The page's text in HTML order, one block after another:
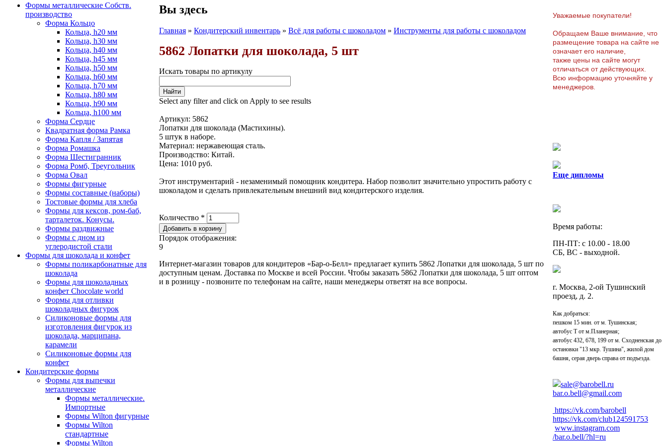
Формы металлические Собств.
производство
Форма Кольцо
Кольца, h20 мм
Кольца, h30 мм
Кольца, h40 мм
Кольца, h45 мм
Кольца, h50 мм
Кольца, h60 мм
Кольца, h70 мм
Кольца, h80 мм
Кольца, h90 мм
Кольца, h100 мм
Форма Сердце
Квадратная форма Рамка
Форма Капля / Запятая
Форма Ромашка
Форма Шестигранник
Форма Ромб, Треугольник
Форма Овал
Формы фигурные
Формы составные (наборы)
Тостовые формы для хлеба
Формы для кексов, ром-баб,
тарталеток. Конусы.
Формы раздвижные
Формы с дном из
углеродистой стали
Формы для шоколада и конфет
Формы поликарбонатные для
шоколада
Формы для шоколадных
конфет Сhocolate world
Формы для отливки
шоколадных фигурок
Силиконовые формы для
изготовления фигурок из
шоколада, марципана,
карамели
Силиконовые формы для
конфет
Кондитерские формы
Формы для выпечки
металлические
Формы металлические.
Импортные
Формы Wilton фигурные
Формы Wilton
стандартные
Формы Wilton
Вы здесь
Главная » Кондитерский инвентарь » Всё для работы с шоколадом » Инструменты для работы с шоколадом
5862 Лопатки для шоколада, 5 шт
Искать товары по артикулу
Select any filter and click on Apply to see results
Артикул: 5862
Лопатки для шоколада (Мастихины).
5 штук в наборе.
Материал: нержавеющая сталь.
Производство: Китай.
Цена: 1010 руб.
Этот инструментарий - незаменимый помощник кондитера. Набор позволит значительно упростить работу с
шоколадом и сделать привлекательным внешний вид кондитерского изделия.
Количество *
Порядок отображения:
9
Интернет-магазин товаров для кондитеров «Бар-о-Белл» предлагает купить 5862 Лопатки для шоколада, 5 шт по
доступным ценам. Доставка по Москве и всей России. Чтобы заказать 5862 Лопатки для шоколада, 5 шт оптом
и в розницу - позвоните по телефонам на сайте, наши менеджеры ответят на все вопросы.
Уважаемые покупатели!
Обращаем Ваше внимание, что
размещение товара на сайте не
означает его наличие,
также цены на сайте могут
отличаться от действующих.
Всю информацию уточняйте у
менеджеров.
Еще дипломы
Время работы:
ПН-ПТ: с 10.00 - 18.00
СБ, ВС - выходной.
г. Москва, 2-ой Тушинский
проезд, д. 2.
Как добраться:
пешком 15 мин. от м. Тушинская;
автобус Т от м.Планерная;
автобус 432, 678, 199 от м. Сходненская до
остановки "13 мкр. Тушина", жилой дом
башня, серая дверь справа от подъезда.
sale@barobell.ru
bar.o.bell@gmail.com
https://vk.com/barobell
https://vk.com/club124591753
www.instagram.com
/bar.o.bell/?hl=ru